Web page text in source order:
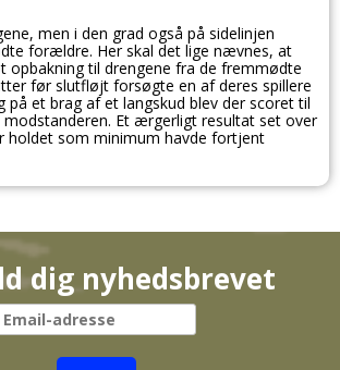
men i den grad også på sidelinjen
forældre. Her skal det lige nævnes, at
opbakning til drengene fra de fremmødte
før slutfløjt forsøgte en af deres spillere
på et brag af et langskud blev der scoret til
Et ærgerligt resultat set over
holdet som minimum havde fortjent
dig nyhedsbrevet